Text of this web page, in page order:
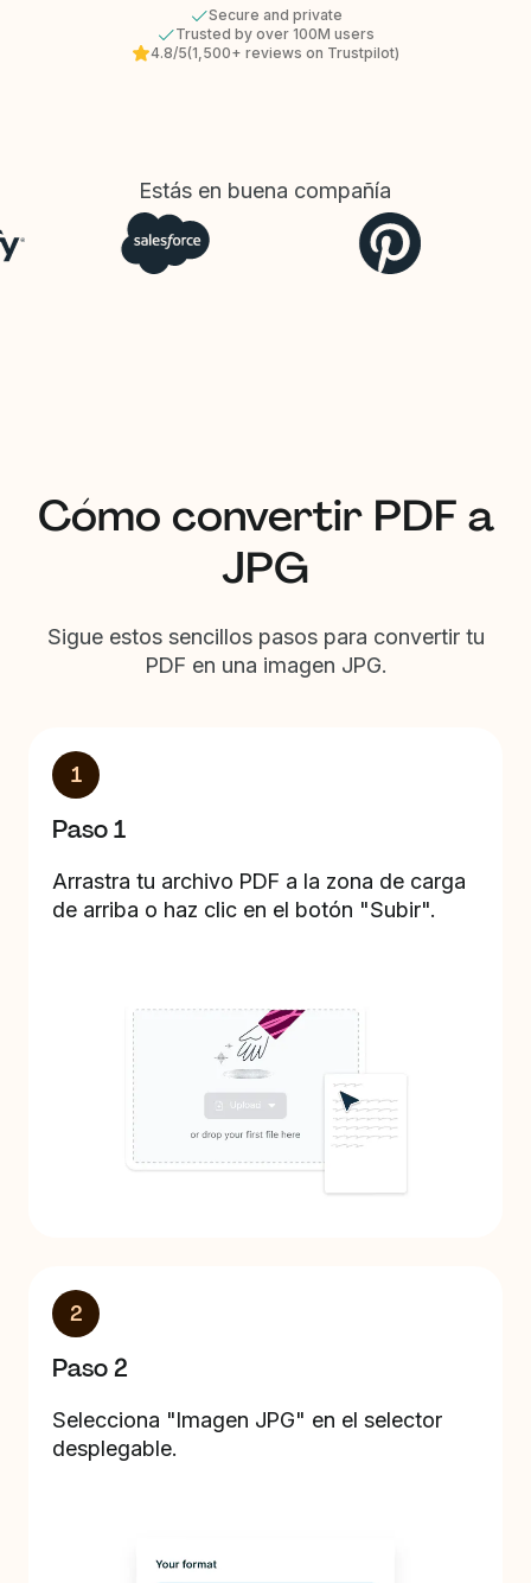
Secure and private
Trusted by over 100M users
4.8/5(1,500+ reviews on Trustpilot)
Estás en buena compañía
Cómo convertir PDF a
JPG
Sigue estos sencillos pasos para convertir tu
PDF en una imagen JPG.
1
Paso 1
Arrastra tu archivo PDF a la zona de carga
de arriba o haz clic en el botón "Subir".
2
Paso 2
Selecciona "Imagen JPG" en el selector
desplegable.